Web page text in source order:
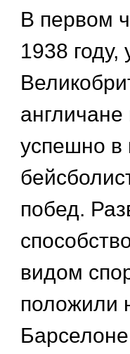
В первом
1938
успешно в
побед.
видом
положили